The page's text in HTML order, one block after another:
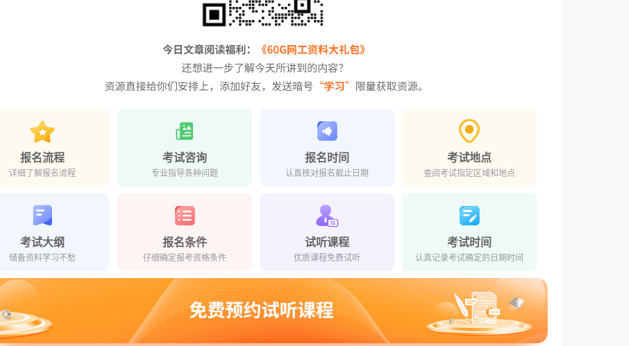
报名流程
详细了解报名流程
考试咨询
专业指导各种问题
报名时间
认真核对报名截止日期
考试地点
查阅考试指定区域和地点
考试大纲
储备资料学习不愁
报名条件
仔细确定报考资格条件
试听课程
优质课程免费试听
考试时间
认真记录考试确定的日期时间